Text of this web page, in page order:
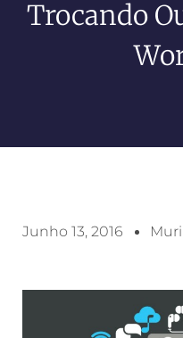
Trocando
Junho 13, 2016